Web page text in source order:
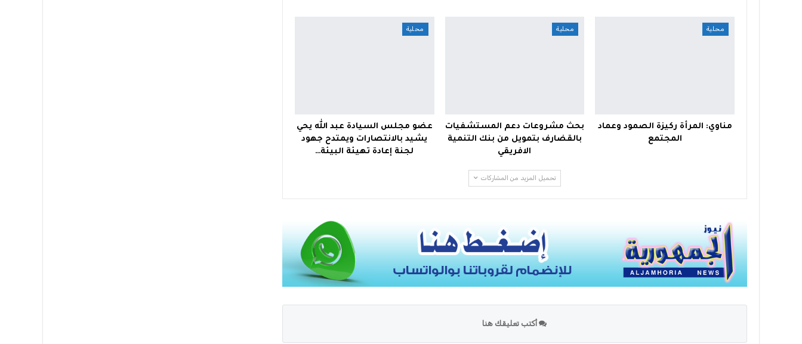
محلية
مناوي: المرأة ركيزة الصمود وعماد
المجتمع
محلية
بحث مشروعات دعم المستشفيات
بالقضارف بتمويل من بنك التنمية
الافريقي
محلية
عضو مجلس السيادة عبد الله يحي
يشيد بالانتصارات ويمتدح جهود
لجنة إعادة تهيئة البيئة…
تحميل المزيد من المشاركات
أكتب تعليقك هنا